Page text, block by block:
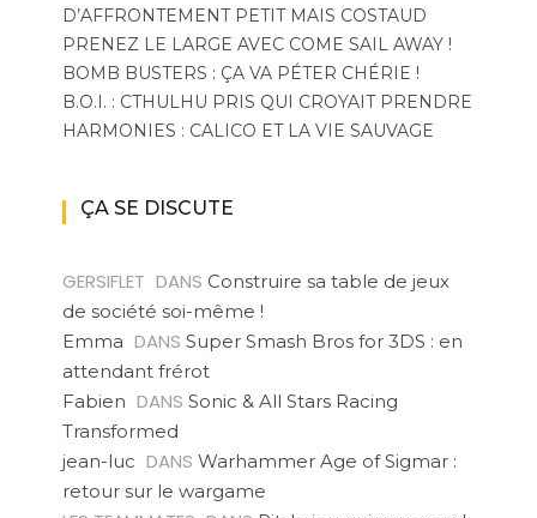
D’AFFRONTEMENT PETIT MAIS COSTAUD
PRENEZ LE LARGE AVEC COME SAIL AWAY !
BOMB BUSTERS : ÇA VA PÉTER CHÉRIE !
B.O.I. : CTHULHU PRIS QUI CROYAIT PRENDRE
HARMONIES : CALICO ET LA VIE SAUVAGE
ÇA SE DISCUTE
GERSIFLET DANS Construire sa table de jeux
de société soi-même !
Emma DANS Super Smash Bros for 3DS : en
attendant frérot
Fabien DANS Sonic & All Stars Racing
Transformed
jean-luc DANS Warhammer Age of Sigmar :
retour sur le wargame